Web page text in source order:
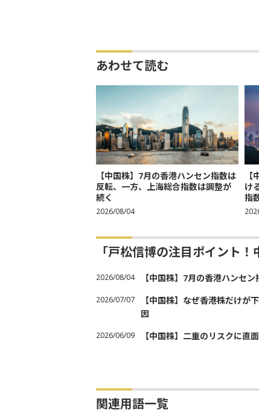
あわせて読む
【中国株】7月の香港ハンセン指数は
反転、一方、上海総合指数は調整が
続く
2026/08/04
け
指
「戸松信博の注目ポイント
2026/08/04 【中国株】7月の香港ハンセ
2026/07/07
【中国株】なぜ香港株だけが
因
2026/06/09 【中国株】二重のリスクに直
関連用語一覧